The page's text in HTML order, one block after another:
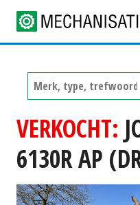
VERKOCHT:
6130R AP